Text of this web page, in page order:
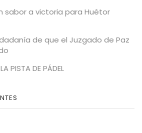
sabor a victoria para Huétor
de que el Juzgado de Paz
PISTA DE PÁDEL